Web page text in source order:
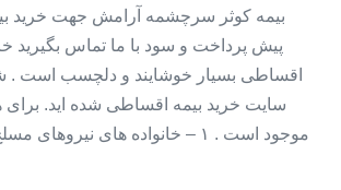
بیمه کوثر سرچشمه آرامش جهت خرید
پیش پرداخت و سود با ما تماس بگیرید
اقساطی بسیار خوشایند و دلچسب است .
سایت خرید بیمه اقساطی شده اید. برای
موجود است . ۱ – خانواده های